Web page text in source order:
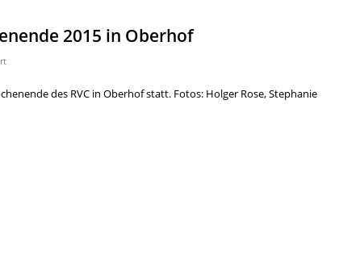
2015 in Oberhof
des RVC in Oberhof statt. Fotos: Holger Rose, Stephanie